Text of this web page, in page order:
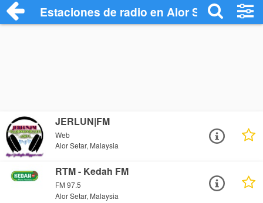
Estaciones de radio en Alor Setar -
JERLUN|FM
Web
Alor Setar, Malaysia
RTM - Kedah FM
FM 97.5
Alor Setar, Malaysia